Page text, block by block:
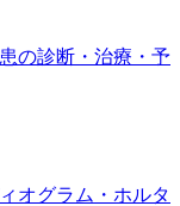
の診断・治療・予
オグラム・ホルタ